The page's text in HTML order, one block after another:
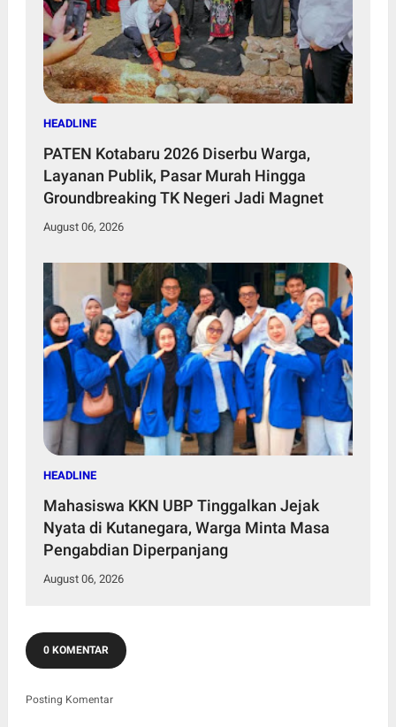
HEADLINE
PATEN Kotabaru 2026 Diserbu Warga,
Layanan Publik, Pasar Murah Hingga
Groundbreaking TK Negeri Jadi Magnet
August 06, 2026
HEADLINE
Mahasiswa KKN UBP Tinggalkan Jejak
Nyata di Kutanegara, Warga Minta Masa
Pengabdian Diperpanjang
August 06, 2026
0 KOMENTAR
Posting Komentar